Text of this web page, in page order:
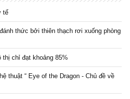
tế
thức bởi thiên thạch rơi xuống phòng
thị chỉ đạt khoảng 85%
thuật “ Eye of the Dragon - Chủ đề về